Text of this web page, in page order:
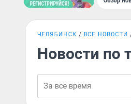
ЧЕЛЯБИНСК ВСЕ НОВОСТИ
Новости по